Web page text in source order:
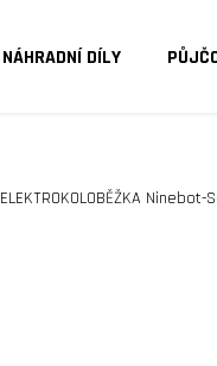
NÁHRADNÍ DÍLY
ELEKTROKOLOBĚŽKA